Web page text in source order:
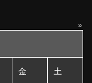
»
金 土